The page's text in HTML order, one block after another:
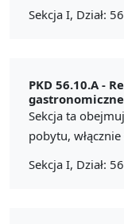
Sekcja I, Dział:
PKD 56.10.A -
gastronomiczne
Sekcja ta
pobytu,
Sekcja I, Dział: